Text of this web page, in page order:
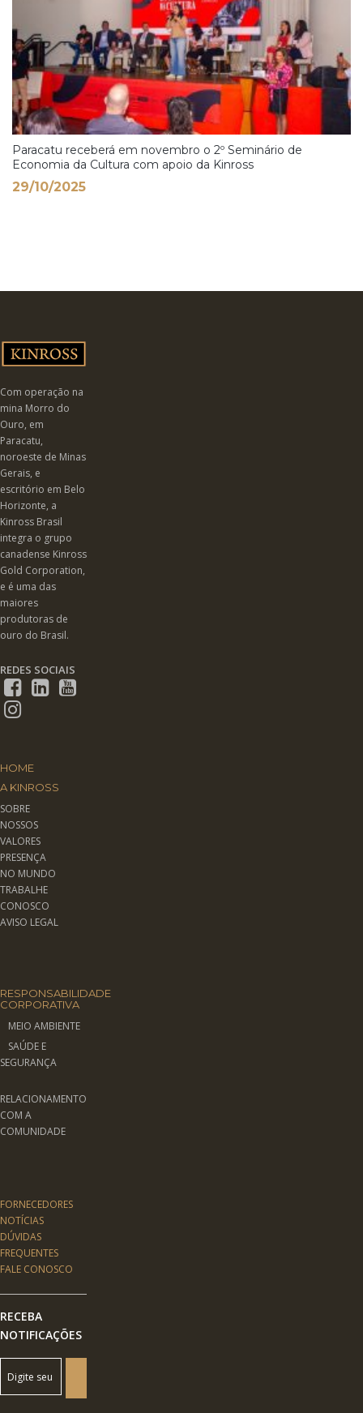
Paracatu receberá em novembro o 2º Seminário de
Economia da Cultura com apoio da Kinross
29/10/2025
Com operação na
mina Morro do
Ouro, em
Paracatu,
noroeste de Minas
Gerais, e
escritório em Belo
Horizonte, a
Kinross Brasil
integra o grupo
canadense Kinross
Gold Corporation,
e é uma das
maiores
produtoras de
ouro do Brasil.
REDES SOCIAIS
HOME
A KINROSS
SOBRE
NOSSOS
VALORES
PRESENÇA
NO MUNDO
TRABALHE
CONOSCO
AVISO LEGAL
RESPONSABILIDADE
CORPORATIVA
MEIO AMBIENTE
SAÚDE E
SEGURANÇA
RELACIONAMENTO
COM A
COMUNIDADE
FORNECEDORES
NOTÍCIAS
DÚVIDAS
FREQUENTES
FALE CONOSCO
RECEBA
NOTIFICAÇÕES